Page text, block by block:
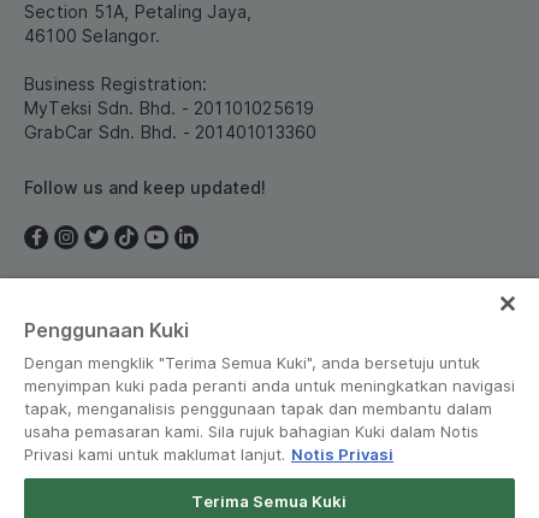
Section 51A, Petaling Jaya,
46100 Selangor.
Business Registration:
MyTeksi Sdn. Bhd. - 201101025619
GrabCar Sdn. Bhd. - 201401013360
Follow us and keep updated!
Malaysia
Penggunaan Kuki
Dengan mengklik "Terima Semua Kuki", anda bersetuju untuk
menyimpan kuki pada peranti anda untuk meningkatkan navigasi
tapak, menganalisis penggunaan tapak dan membantu dalam
usaha pemasaran kami. Sila rujuk bahagian Kuki dalam Notis
Privasi kami untuk maklumat lanjut. Notis Privasi
Terima Semua Kuki